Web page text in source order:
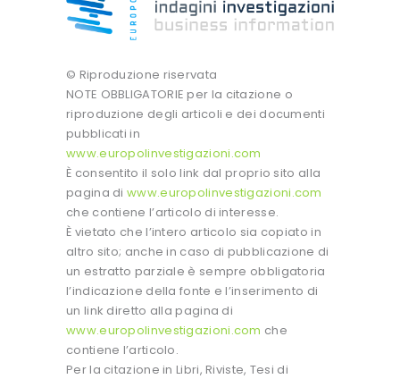
© Riproduzione riservata
NOTE OBBLIGATORIE per la citazione o
riproduzione degli articoli e dei documenti
pubblicati in
www.europolinvestigazioni.com
È consentito il solo link dal proprio sito alla
pagina di www.europolinvestigazioni.com
che contiene l’articolo di interesse.
È vietato che l’intero articolo sia copiato in
altro sito; anche in caso di pubblicazione di
un estratto parziale è sempre obbligatoria
l’indicazione della fonte e l’inserimento di
un link diretto alla pagina di
www.europolinvestigazioni.com che
contiene l’articolo.
Per la citazione in Libri, Riviste, Tesi di